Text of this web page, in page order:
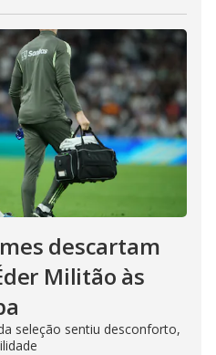
descartam
Militão às
seleção sentiu desconforto,